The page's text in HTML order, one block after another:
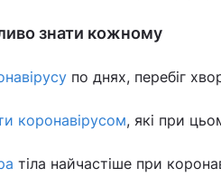
знати кожному
по днях, перебіг
коронавірусом, які при
тіла найчастіше при